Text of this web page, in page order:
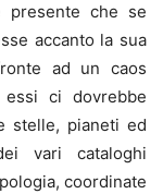
presente che se
accanto la sua
ad un caos
ci dovrebbe
stelle, pianeti ed
vari cataloghi
coordinate